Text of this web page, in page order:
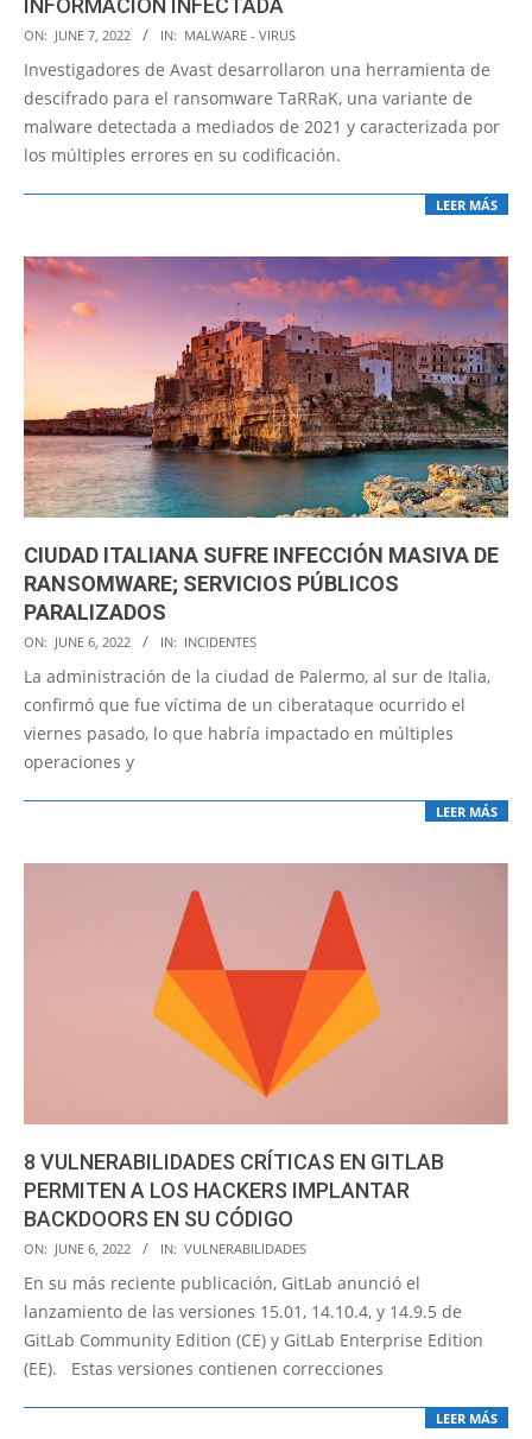
INFORMACIÓN INFECTADA
2022-
06-
07
ON: JUNE 7, 2022 IN: MALWARE - VIRUS
Investigadores de Avast desarrollaron una herramienta de
descifrado para el ransomware TaRRaK, una variante de
malware detectada a mediados de 2021 y caracterizada por
los múltiples errores en su codificación.
LEER MÁS
CIUDAD ITALIANA SUFRE INFECCIÓN MASIVA DE
RANSOMWARE; SERVICIOS PÚBLICOS
PARALIZADOS
2022-
06-
06
ON: JUNE 6, 2022 IN: INCIDENTES
La administración de la ciudad de Palermo, al sur de Italia,
confirmó que fue víctima de un ciberataque ocurrido el
viernes pasado, lo que habría impactado en múltiples
operaciones y
LEER MÁS
8 VULNERABILIDADES CRÍTICAS EN GITLAB
PERMITEN A LOS HACKERS IMPLANTAR
BACKDOORS EN SU CÓDIGO
2022-
06-
06
ON: JUNE 6, 2022 IN: VULNERABILIDADES
En su más reciente publicación, GitLab anunció el
lanzamiento de las versiones 15.01, 14.10.4, y 14.9.5 de
GitLab Community Edition (CE) y GitLab Enterprise Edition
(EE). Estas versiones contienen correcciones
LEER MÁS